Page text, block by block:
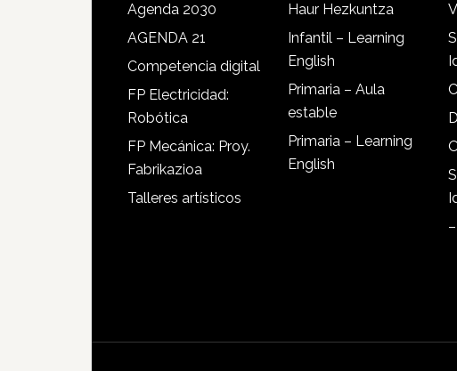
Agenda 2030
AGENDA 21
Competencia digital
FP Electricidad:
Robótica
FP Mecánica: Proy.
Fabrikazioa
Talleres artísticos
Haur Hezkuntza
Infantil – Learning
English
Primaria – Aula
estable
Primaria – Learning
English